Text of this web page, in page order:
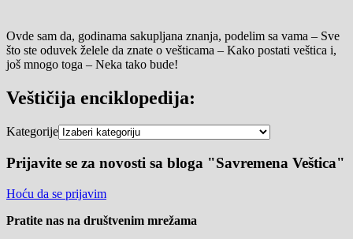
Ovde sam da, godinama sakupljana znanja, podelim sa vama – Sve
što ste oduvek želele da znate o vešticama – Kako postati veštica i,
još mnogo toga – Neka tako bude!
Veštičija enciklopedija:
Kategorije
Prijavite se za novosti sa bloga "Savremena Veštica"
Hoću da se prijavim
Pratite nas na društvenim mrežama